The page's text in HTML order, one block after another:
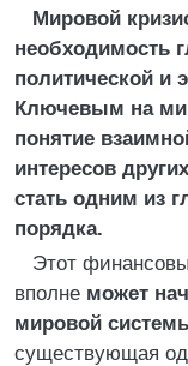
Мировой
необходимость
политической и
Ключевым на
понятие
интересов
стать одним из
порядка.
Этот
вполне может
мировой
существующая